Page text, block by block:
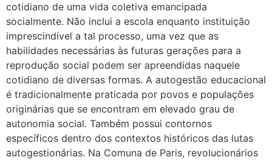
cotidiano de uma vida coletiva emancipada
socialmente. Não inclui a escola enquanto instituição
imprescindível a tal processo, uma vez que as
habilidades necessárias às futuras gerações para a
reprodução social podem ser apreendidas naquele
cotidiano de diversas formas. A autogestão educacional
é tradicionalmente praticada por povos e populações
originárias que se encontram em elevado grau de
autonomia social. Também possui contornos
específicos dentro dos contextos históricos das lutas
autogestionárias. Na Comuna de Paris, revolucionários